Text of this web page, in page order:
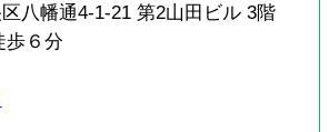
八幡通4-1-21 第2山田ビル 3階
６分